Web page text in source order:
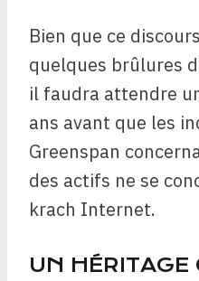
Bien que ce
quelques brûlures
il faudra attendre
ans avant que les
Greenspan
des actifs ne se
krach Internet.
UN HÉRITAGE